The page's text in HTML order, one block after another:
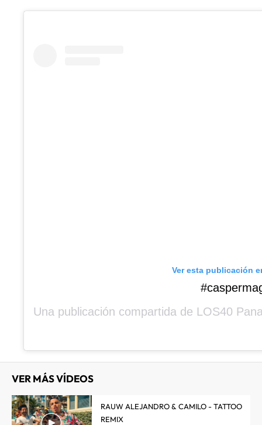
Ver esta publicación
Una publicación compartida de LOS40
VER MÁS VÍDEOS
RAUW ALEJANDRO & CAMILO - TATTOO
REMIX